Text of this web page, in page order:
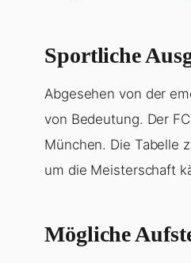
Sportliche
Abgesehen von der
von Bedeutung. Der
München. Die Tabelle
um die Meisterschaft
Mögliche